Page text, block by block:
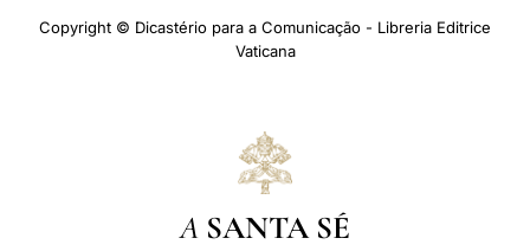
Copyright © Dicastério para a Comunicação - Libreria Editrice
Vaticana
A SANTA SÉ